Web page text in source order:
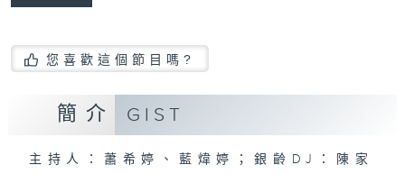
您喜歡這個節目嗎?
簡介 GIST
主持人：蕭希婷、藍煒婷；銀齡DJ：陳家